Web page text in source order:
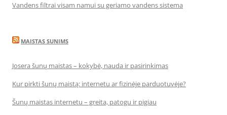
Vandens filtrai visam namui su geriamo vandens sistema
MAISTAS SUNIMS
Josera šunų maistas – kokybė, nauda ir pasirinkimas
Kur pirkti šunų maistą: internetu ar fizinėje parduotuvėje?
Šunų maistas internetu – greita, patogu ir pigiau